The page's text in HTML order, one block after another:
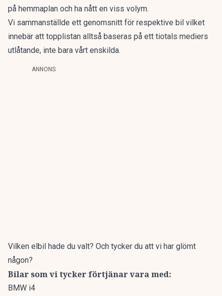
på hemmaplan och ha nått en viss volym.
Vi sammanställde ett genomsnitt för respektive bil vilket
innebär att topplistan alltså baseras på ett tiotals mediers
utlåtande, inte bara vårt enskilda.
ANNONS
Vilken elbil hade du valt? Och tycker du att vi har glömt
någon?
Bilar som vi tycker förtjänar vara med:
BMW i4